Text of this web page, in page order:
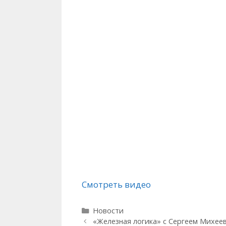
Смотреть видео
Рубрики
Новости
«Железная логика» с Сергеем